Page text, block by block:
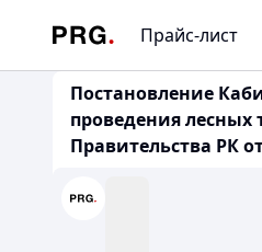
Прайс-лист
Постановление
проведения лесных
Правительства РК